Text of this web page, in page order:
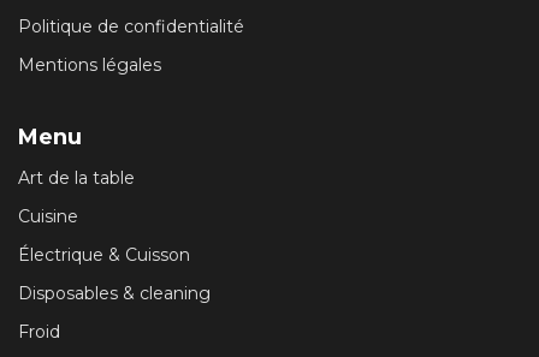
Politique de confidentialité
Mentions légales
Menu
Art de la table
Cuisine
Électrique & Cuisson
Disposables & cleaning
Froid